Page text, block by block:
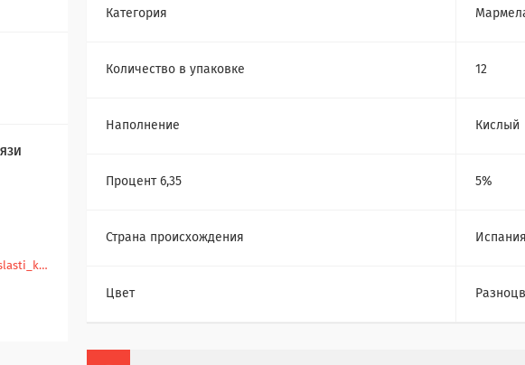
Категория
Количество в упаковке 12
Наполнение Кислый
Процент 6,35 5%
Страна происхождения
Цвет
https://www.instagram.com/slasti_kz/